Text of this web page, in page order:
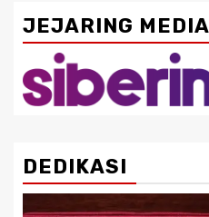
JEJARING MEDIA
DEDIKASI